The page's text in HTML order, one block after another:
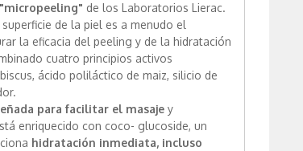
de los Laboratorios Lierac.
de la piel es a menudo el
la eficacia del peeling y de la hidratación
cuatro principios activos
ácido poliláctico de maiz, silicio de
para facilitar el masaje y
enriquecido con coco- glucoside, un
hidratación inmediata, incluso